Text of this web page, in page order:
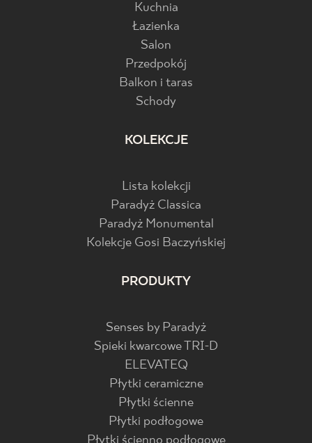
Kuchnia
Łazienka
Salon
Przedpokój
Balkon i taras
Schody
KOLEKCJE
Lista kolekcji
Paradyż Classica
Paradyż Monumental
Kolekcje Gosi Baczyńskiej
PRODUKTY
Senses by Paradyż
Spieki kwarcowe TRI-D
ELEVATEQ
Płytki ceramiczne
Płytki ścienne
Płytki podłogowe